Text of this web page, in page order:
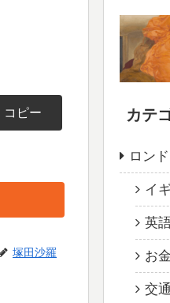
コピー
塚田沙羅
カテ
ロン
イ
英
お
交通